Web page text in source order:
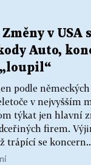
v USA
Auto,
podle
v nejvyšším
týkat jen hlavní
firem.
trápící se